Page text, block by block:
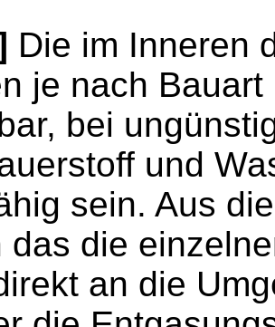
Die im Inneren
je nach
bei
und
sein. Aus
das die
an die